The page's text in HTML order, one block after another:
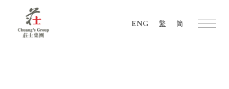
ENG 繁 简